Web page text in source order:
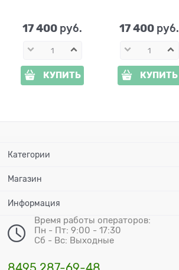
стеклопластик,
ширина 128 см
17 400 руб.
КУПИТЬ
стеклопластик,
ширина 121 см
17 400 руб.
КУПИТЬ
Категории
Магазин
Информация
Время работы операторов:
Пн - Пт: 9:00 - 17:30
Сб - Вс: Выходные